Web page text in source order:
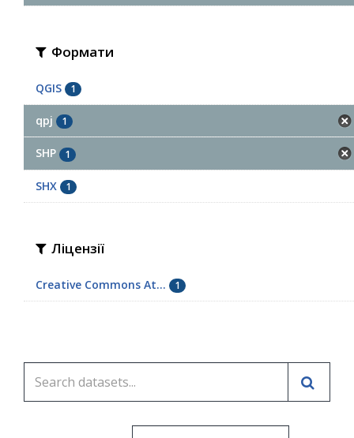
Формати
QGIS 1
qpj 1
SHP 1
SHX 1
Ліцензії
Creative Commons At... 1